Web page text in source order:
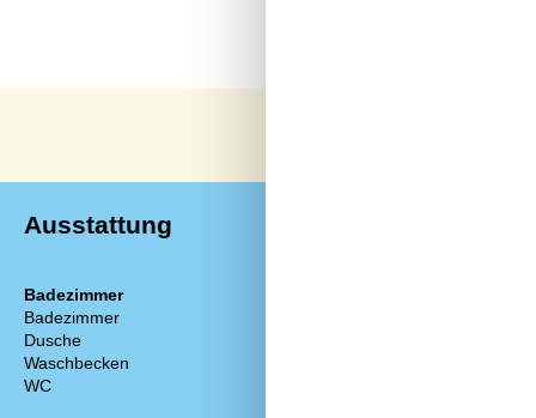
Ausstattung
Badezimmer
Badezimmer
Dusche
Waschbecken
WC